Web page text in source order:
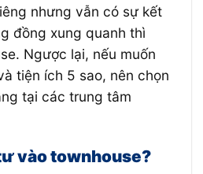
nhưng vẫn có sự kết
đồng xung quanh thì
Ngược lại, nếu muốn
tiện ích 5 sao, nên chọn
tại các trung tâm
vào townhouse?